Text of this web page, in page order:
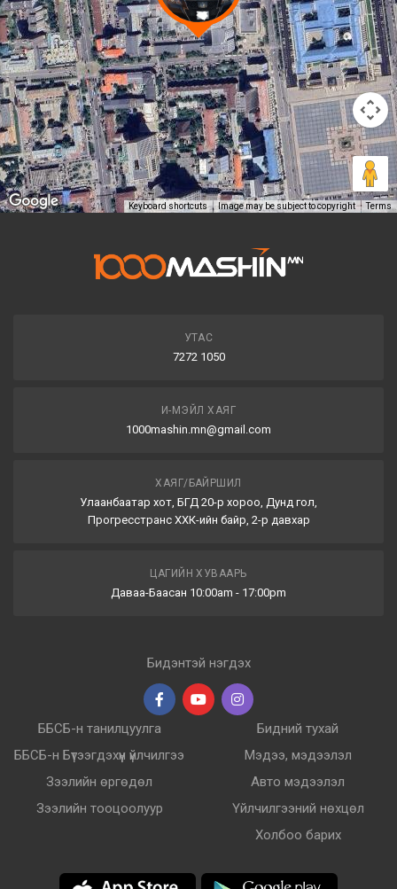
Keyboard shortcuts Image may be subject to copyright Terms
УТАС
7272 1050
И-МЭЙЛ ХАЯГ
1000mashin.mn@gmail.com
ХАЯГ/БАЙРШИЛ
Улаанбаатар хот, БГД 20-р хороо, Дунд гол,
Прогресстранс ХХК-ийн байр, 2-р давхар
ЦАГИЙН ХУВААРЬ
Даваа-Баасан 10:00am - 17:00pm
Бидэнтэй нэгдэх
ББСБ-н танилцуулга
ББСБ-н Бүтээгдэхүүн үйлчилгээ
Зээлийн өргөдөл
Зээлийн тооцоолуур
Бидний тухай
Мэдээ, мэдээлэл
Авто мэдээлэл
Үйлчилгээний нөхцөл
Холбоо барих